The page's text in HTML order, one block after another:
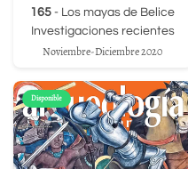
165 - Los mayas de Belice
Investigaciones recientes
Noviembre-Diciembre 2020
Disponible